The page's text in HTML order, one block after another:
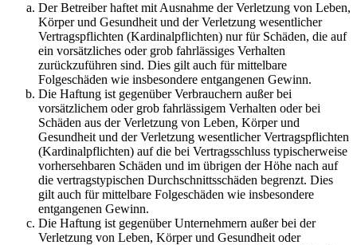
Der Betreiber haftet mit Ausnahme der Verletzung von Leben,
Körper und Gesundheit und der Verletzung wesentlicher
Vertragspflichten (Kardinalpflichten) nur für Schäden, die auf
ein vorsätzliches oder grob fahrlässiges Verhalten
zurückzuführen sind. Dies gilt auch für mittelbare
Folgeschäden wie insbesondere entgangenen Gewinn.
Die Haftung ist gegenüber Verbrauchern außer bei
vorsätzlichem oder grob fahrlässigem Verhalten oder bei
Schäden aus der Verletzung von Leben, Körper und
Gesundheit und der Verletzung wesentlicher Vertragspflichten
(Kardinalpflichten) auf die bei Vertragsschluss typischerweise
vorhersehbaren Schäden und im übrigen der Höhe nach auf
die vertragstypischen Durchschnittsschäden begrenzt. Dies
gilt auch für mittelbare Folgeschäden wie insbesondere
entgangenen Gewinn.
Die Haftung ist gegenüber Unternehmern außer bei der
Verletzung von Leben, Körper und Gesundheit oder